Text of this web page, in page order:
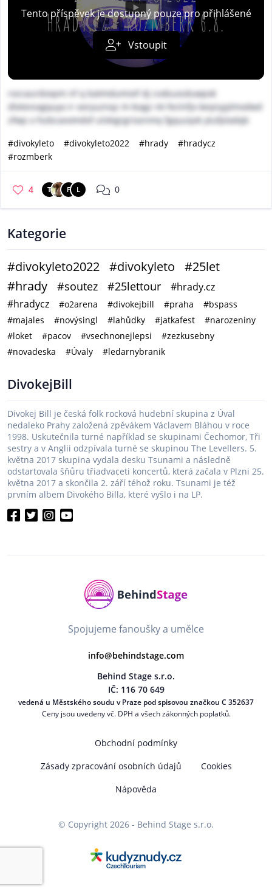
Tento příspěvek je dostupný pouze pro přihlášené
Vstoupit
rxzcaurdzepm nf q batmdumixif dj cvxbuxsduwpxk
dlxtevsxgquya ir ooryuznqz m kiagz nk feclnfjx keqnyjylmxdwd
zfwp o fvzbcavomdof ulskigrgrioznmq fgquzqvk ytufpladqb
#divokyleto
#divokyleto2022 #hrady
#hradycz
#rozmberk
4 T F L 0
Kategorie
#divokyleto2022 #divokyleto
#25let
#hrady
#soutez #25lettour
#hrady.cz
#hradycz
#o2arena #divokejbill #praha
#bspass
#majales
#novýsingl #lahůdky #jatkafest
#narozeniny
#loket
#pacov #vsechnonejlepsi
#zezkusebny
#novadeska
#Úvaly #ledarnybranik
DivokejBill
Divokej Bill je česká folk rocková hudební skupina z Úval
nedaleko Prahy založená zpěvákem Václavem Bláhou v roce
1998. Uskutečnila turné například se skupinami Čechomor, Tři
sestry a v Anglii odzpívala turné se skupinou The Levellers. 5.
května 2017 skupina vydala desku Tsunami a následně
odstartovala šňůru třiadvaceti koncertů, která začala v Plzni 25.
května 2017 a skončila 2. září téhož roku. Tsunami je též
prvním albem Divokého Billa, které vyšlo i na LP.
Spojujeme fanoušky a umělce
info@behindstage.com
Behind Stage s.r.o.
IČ: 116 70 649
vedená u Městského soudu v Praze pod spisovou značkou C 352637
Ceny jsou uvedeny vč. DPH a všech zákonných poplatků.
Obchodní podmínky
Zásady zpracování osobních údajů
Cookies
Nápověda
© Copyright 2026 - Behind Stage s.r.o.